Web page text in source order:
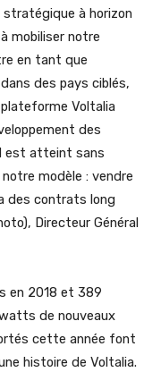
à horizon
mobiliser notre
en tant que
des pays ciblés,
plateforme Voltalia
des
est atteint sans
modèle : vendre
des contrats long
Directeur Général
en 2018 et 389
de nouveaux
cette année font
histoire de Voltalia.